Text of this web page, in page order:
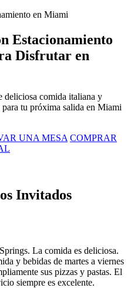
en Miami
Estacionamiento
Disfrutar en
deliciosa comida italiana y
tu próxima salida en Miami
UNA MESA COMPRAR
Invitados
La comida es deliciosa.
y bebidas de martes a viernes
sus pizzas y pastas. El
siempre es excelente.